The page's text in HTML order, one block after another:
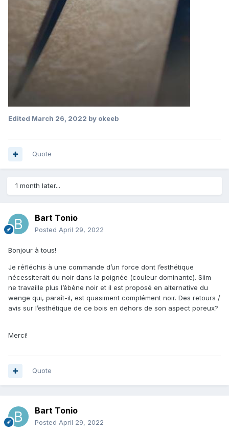
Edited March 26, 2022 by okeeb
Quote
1 month later...
Bart Tonio
Posted April 29, 2022
Bonjour à tous!
Je réfléchis à une commande d’un force dont l’esthétique
nécessiterait du noir dans la poignée (couleur dominante). Siim
ne travaille plus l’ébène noir et il est proposé en alternative du
wenge qui, paraît-il, est quasiment complément noir. Des retours /
avis sur l’esthétique de ce bois en dehors de son aspect poreux?
Merci!
Quote
Bart Tonio
Posted April 29, 2022